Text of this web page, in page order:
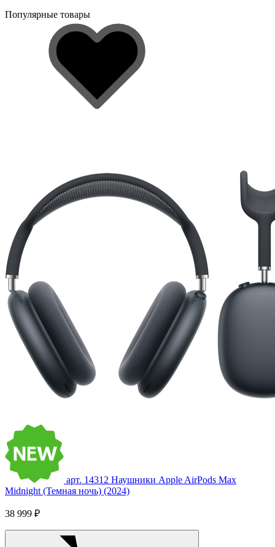
Популярные товары
арт. 14312 Наушники Apple AirPods Max
Midnight (Темная ночь) (2024)
38 999 ₽